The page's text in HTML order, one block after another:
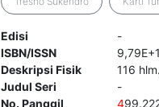
Edisi
-
ISBN/ISSN
Deskripsi Fisik
116
Judul Seri
-
No. Panggil
4